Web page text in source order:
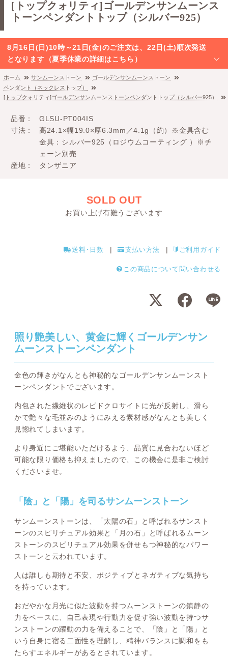
[トップクォリティ]ゴールデンサンムーンス
トーンペンダントトップ（シルバー925）
8月16日(日)10時～21日(金)のご注文は、22日(土)順次発送
となります（夏季休業の詳細はこちら）
ホーム サンムーンストーン
ゴールデンサンムーンストーン
ペンダント（ネックレストップ）
[トップクォリティ]ゴールデンサンムーンストーンペンダントトップ（シルバー925）
品番
GLSU-PT004IS
寸法
高24.1×幅19.0×厚6.3mm／4.1g（約）※金具含む
金具：シルバー925（ロジウムコーティング ）※チ
ェーン別売
産地
タンザニア
SOLD OUT
お買い上げ有難うございます
送料･日数 支払い方法 ご利用ガイド
この商品について問い合わせる
照り艶美しい、黄金に輝くゴールデンサン
ムーンストーンペンダント
金色の輝きがなんとも神秘的なゴールデンサンムーンスト
ーンペンダントでございます。
内包された繊維状のレピドクロサイトに光が反射し、滑ら
かで艶々な毛並みのようにみえる素材感がなんとも美しく
見惚れてしまいます。
より身近にご堪能いただけるよう、品質に見合わないほど
可能な限り価格も抑えましたので、この機会に是非ご検討
くださいませ。
「陰」と「陽」を司るサンムーンストーン
サンムーンストーンは、「太陽の石」と呼ばれるサンスト
ーンのスピリチュアル効果と「月の石」と呼ばれるムーン
ストーンのスピリチュアル効果を併せもつ神秘的なパワー
ストーンと云われています。
人は誰しも期待と不安、ポジティブとネガティブな気持ち
を持っています。
おだやかな月光に似た波動を持つムーンストーンの鎮静の
力をベースに、自己表現や行動力を促す強い波動を持つサ
ンストーンの躍動の力を備えることで、「陰」と「陽」と
いう自身に宿る二面性を理解し、精神バランスに調和をも
たらすエネルギーがあるとされています。